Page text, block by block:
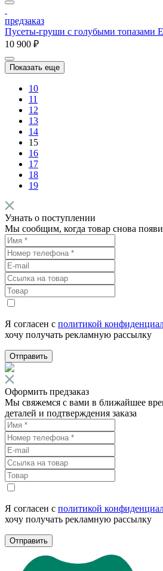
предзаказ
Пусеты-груши с голубыми топазами
10 900 ₽
Показать еще
10
11
12
13
14
15
16
17
18
19
Узнать о поступлении
Мы сообщим, когда товар снова
Я согласен с политикой
хочу получать рекламную рассылку
Отправить
Оформить предзаказ
Мы свяжемся с вами в ближайшее
деталей и подтверждения заказа
Я согласен с политикой
хочу получать рекламную рассылку
Отправить